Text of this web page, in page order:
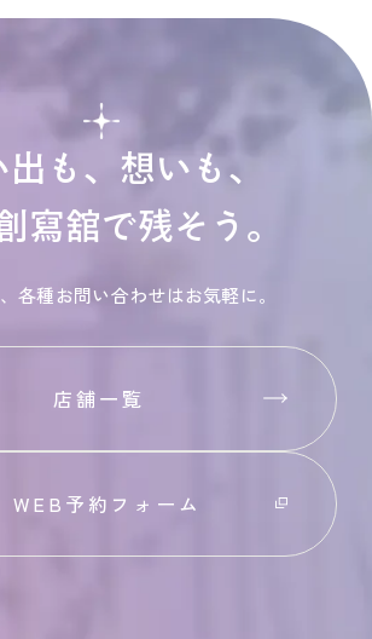
出も、想いも、
寫舘で残そう。
各種お問い合わせはお気軽に。
店舗一覧
WEB予約フォーム